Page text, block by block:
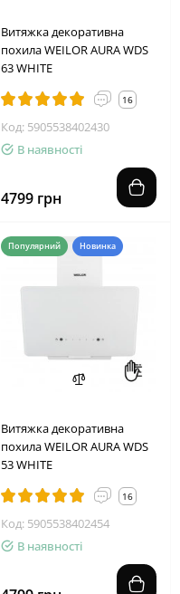
Витяжка декоративна
похила WEILOR AURA WDS
63 WHITE
16
Код: 5905538402430
В наявності
4799 грн
Популярний Новинка
Витяжка декоративна
похила WEILOR AURA WDS
53 WHITE
16
Код: 5905538402454
В наявності